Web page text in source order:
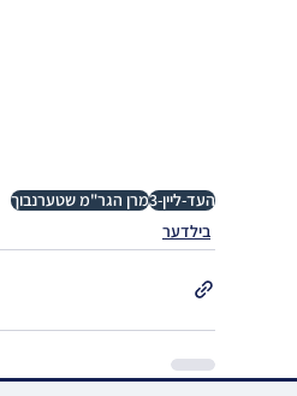
העד-ליין-3 מרן הגר"מ שטערנבוך
בילדער